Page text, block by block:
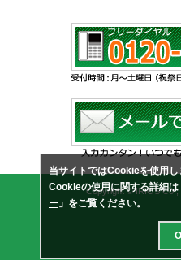
Copyright © IRIOS Co.,
当サイトではCookieを使用し
Cookieの使用に関する詳細は
ー 」をご覧ください。